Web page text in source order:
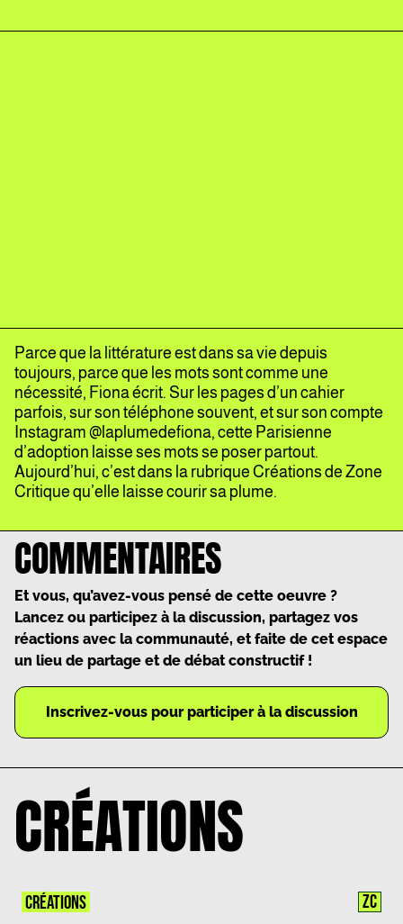
Parce que la littérature est dans sa vie depuis
toujours, parce que les mots sont comme une
nécessité, Fiona écrit. Sur les pages d’un cahier
parfois, sur son téléphone souvent, et sur son compte
Instagram @ laplumedefiona, cette Parisienne
d’adoption laisse ses mots se poser partout.
Aujourd’hui, c’est dans la rubrique Créations de Zone
Critique qu’elle laisse courir sa plume.
COMMENTAIRES
Et vous, qu’avez-vous pensé de cette oeuvre ?
Lancez ou participez à la discussion, partagez vos
réactions avec la communauté, et faite de cet espace
un lieu de partage et de débat constructif !
Inscrivez-vous pour participer à la discussion
CRÉATIONS
CRÉATIONS ZC